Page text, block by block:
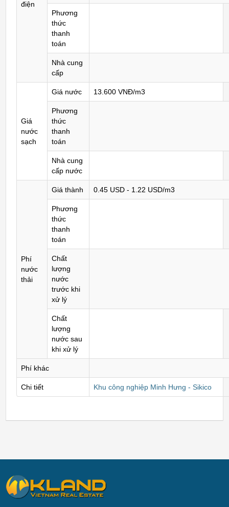
điện
Phương
thức
thanh
toán
Nhà cung
cấp
Giá
nước
sạch
Giá nước 13.600 VNĐ/m3
Phương
thức
thanh
toán
Nhà cung
cấp nước
Phí
nước
thải
Giá thành 0.45 USD - 1.22 USD/m3
Phương
thức
thanh
toán
Chất
lượng
nước
trước khi
xử lý
Chất
lượng
nước sau
khi xử lý
Phí khác
Chi tiết Khu công nghiệp Minh Hưng - Sikico